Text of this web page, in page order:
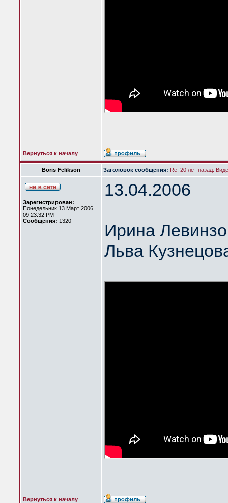
Вернуться к началу
Boris Felikson Заголовок сообщения: Re: 20 лет назад.
Зарегистрирован:
Понедельник 13 Март 2006
09:23:32 PM
Сообщения: 1320
13.04.2006
Ирина
Льва
Вернуться к началу